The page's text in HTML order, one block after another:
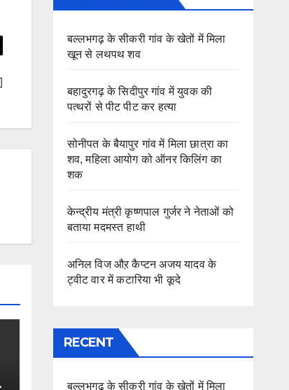
बल्लभगढ़ के सीकरी गांव के खेतों में मिला
खून से लथपथ शव
बहादुरगढ़ के सिदीपुर गांव में युवक की
पत्थरों से पीट पीट कर हत्या
सोनीपत के बैयापुर गांव में मिला छात्रा का
शव, महिला आयोग को ऑनर किलिंग का
शक
केन्द्रीय मंत्री कृष्णपाल गुर्जर ने नेताओं को
बताया मदमस्त हाथी
अनिल विज औऱ कैप्टन अजय यादव के
ट्वीट वार में कटारिया भी कूदे
RECENT
बल्लभगढ़ के सीकरी गांव के खेतों में मिला